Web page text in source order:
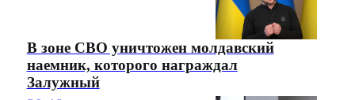
В зоне СВО уничтожен молдавский
наемник, которого награждал
Залужный